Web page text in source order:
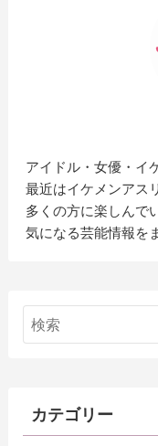
アイドル・女優・イ
最近はイケメンアス
多くの方に楽しんで
気になる芸能情報を
カテゴリー